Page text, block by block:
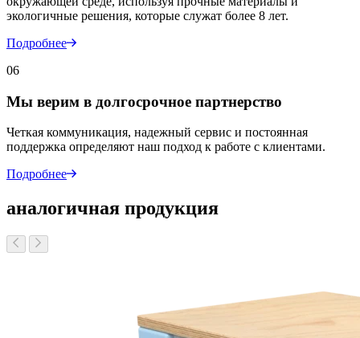
экологичные решения, которые служат более 8 лет.
Подробнее
06
Мы верим в долгосрочное партнерство
Четкая коммуникация, надежный сервис и постоянная
поддержка определяют наш подход к работе с клиентами.
Подробнее
аналогичная продукция